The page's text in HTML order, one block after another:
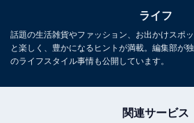
ライフ
話題の生活雑貨やファッション、お出かけスポ
と楽しく、豊かになるヒントが満載。編集部が
のライフスタイル事情も公開しています。
関連サービス